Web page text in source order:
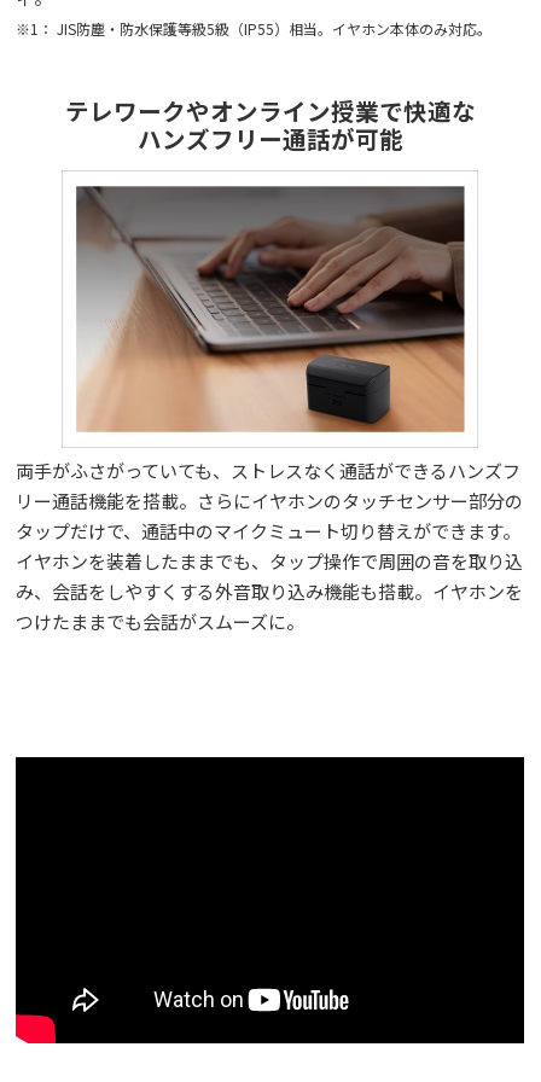
※1： JIS防塵・防水保護等級5級（IP55）相当。イヤホン本体のみ対応。
テレワークやオンライン授業で快適な
ハンズフリー通話が可能
両手がふさがっていても、ストレスなく通話ができるハンズフ
リー通話機能を搭載。さらにイヤホンのタッチセンサー部分の
タップだけで、通話中のマイクミュート切り替えができます。
イヤホンを装着したままでも、タップ操作で周囲の音を取り込
み、会話をしやすくする外音取り込み機能も搭載。イヤホンを
つけたままでも会話がスムーズに。